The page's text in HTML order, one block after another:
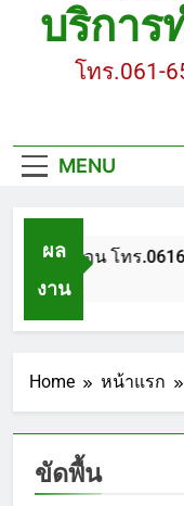
ขัดพื้นหินอ่อน
บท
บริการ
โทร.061-
MENU
ผล
งาน
นหินอ่อน โทร
Home หน้าแรก
ขัดพื้น